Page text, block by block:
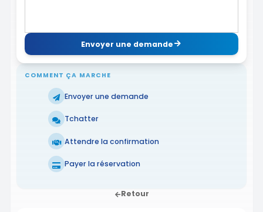
Envoyer une demande
COMMENT ÇA MARCHE
Envoyer une demande
Tchatter
Attendre la confirmation
Payer la réservation
Retour